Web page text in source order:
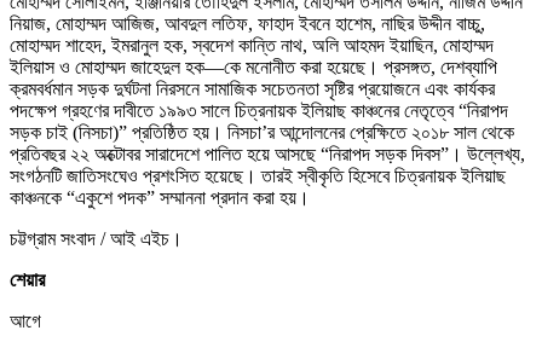
নিয়াজ, মোহাম্মদ আজিজ, আবদুল লতিফ, ফাহাদ ইবনে হাশেম, নাছির উদ্দীন বাচ্চু,
মোহাম্মদ শাহেদ, ইমরানুল হক, স্বদেশ কান্তি নাথ, অলি আহমদ ইয়াছিন, মোহাম্মদ
ইলিয়াস ও মোহাম্মদ জাহেদুল হক—কে মনোনীত করা হয়েছে। প্রসঙ্গত, দেশব্যাপি
ক্রমবর্ধমান সড়ক দুর্ঘটনা নিরসনে সামাজিক সচেতনতা সৃষ্টির প্রয়োজনে এবং কার্যকর
পদক্ষেপ গ্রহণের দাবীতে ১৯৯৩ সালে চিত্রনায়ক ইলিয়াছ কাঞ্চনের নেতৃত্বে “নিরাপদ
সড়ক চাই (নিসচা)” প্রতিষ্ঠিত হয়। নিসচা’র আন্দোলনের প্রেক্ষিতে ২০১৮ সাল থেকে
প্রতিবছর ২২ অক্টোবর সারাদেশে পালিত হয়ে আসছে “নিরাপদ সড়ক দিবস”। উল্লেখ্য,
সংগঠনটি জাতিসংঘেও প্রশংসিত হয়েছে। তারই স্বীকৃতি হিসেবে চিত্রনায়ক ইলিয়াছ
কাঞ্চনকে “একুশে পদক” সম্মাননা প্রদান করা হয়।
চট্টগ্রাম সংবাদ / আই এইচ।
শেয়ার
আগে